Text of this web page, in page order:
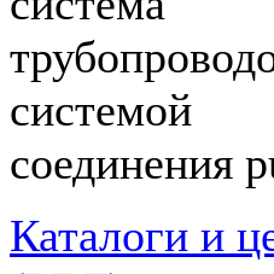
системой
соединения
Каталоги и